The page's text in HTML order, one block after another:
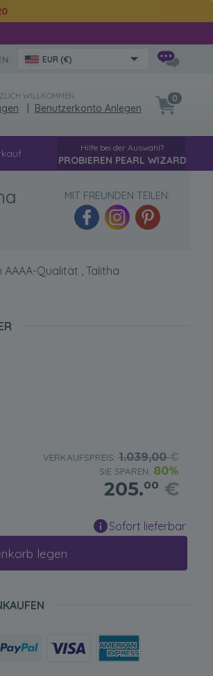
EUR (€)
WILLKOMMEN
Benutzerkonto Anlegen
0
Hilfe bei der Auswahl?
PROBIEREN PEARL WIZARD
MIT FREUNDEN TEILEN:
Qualität , Talitha
VERKAUFSPREIS:1.039,00€
SIE SPAREN: 80%
205.00 €
Sofort lieferbar
legen